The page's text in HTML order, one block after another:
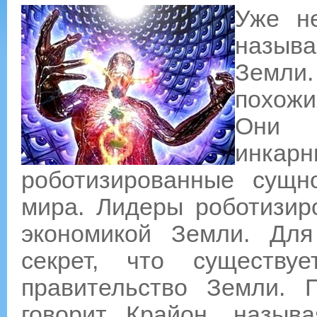
Уже
Они
роботизированные
мира. Лидеры
экономикой Земли.
секрет, что
правительство